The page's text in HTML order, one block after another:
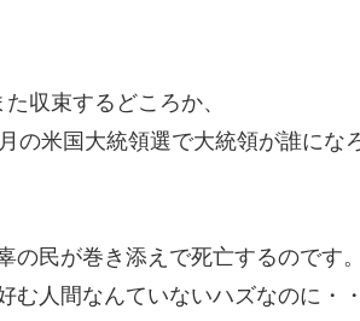
収束するどころか、
米国大統領選で大統領が誰にな
民が巻き添えで死亡するのです
む人間なんていないハズなのに・